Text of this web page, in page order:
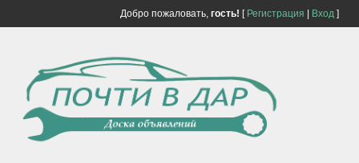
Добро пожаловать, гость! [ Регистрация Вход]